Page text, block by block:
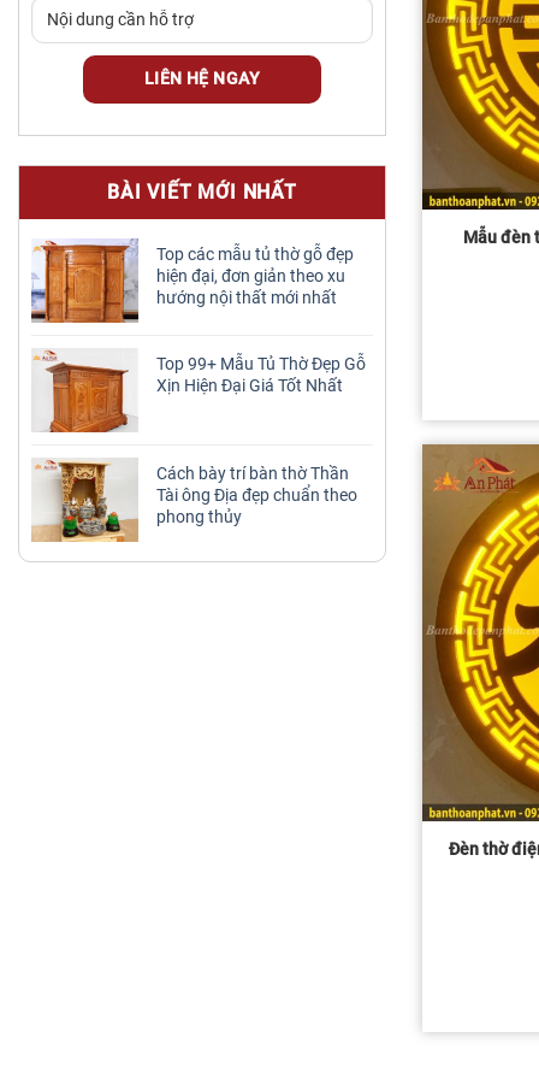
BÀI VIẾT MỚI NHẤT
Top các mẫu tủ thờ gỗ đẹp
hiện đại, đơn giản theo xu
hướng nội thất mới nhất
Top 99+ Mẫu Tủ Thờ Đẹp Gỗ
Xịn Hiện Đại Giá Tốt Nhất
Cách bày trí bàn thờ Thần
Tài ông Địa đẹp chuẩn theo
phong thủy
Mẫu đèn
Đèn thờ